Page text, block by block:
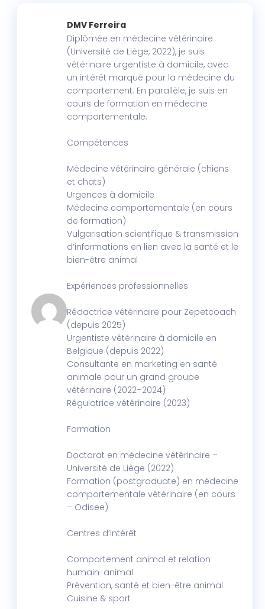
DMV Ferreira
Diplômée en médecine vétérinaire
(Université de Liège, 2022), je suis
vétérinaire urgentiste à domicile, avec
un intérêt marqué pour la médecine du
comportement. En parallèle, je suis en
cours de formation en médecine
comportementale.
Compétences
Médecine vétérinaire générale (chiens
et chats)
Urgences à domicile
Médecine comportementale (en cours
de formation)
Vulgarisation scientifique & transmission
d’informations en lien avec la santé et le
bien-être animal
Expériences professionnelles
Rédactrice vétérinaire pour Zepetcoach
(depuis 2025)
Urgentiste vétérinaire à domicile en
Belgique (depuis 2022)
Consultante en marketing en santé
animale pour un grand groupe
vétérinaire (2022–2024)
Régulatrice vétérinaire (2023)
Formation
Doctorat en médecine vétérinaire –
Université de Liège (2022)
Formation (postgraduate) en médecine
comportementale vétérinaire (en cours
– Odisee)
Centres d’intérêt
Comportement animal et relation
humain-animal
Prévention, santé et bien-être animal
Cuisine & sport